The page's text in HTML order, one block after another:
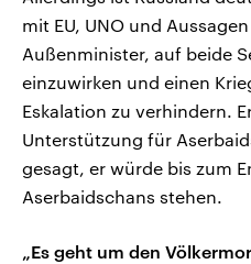
mit EU, UNO und
Außenminister, auf beide
einzuwirken und einen
Eskalation zu verhindern.
Unterstützung für
gesagt, er würde bis zum
Aserbaidschans stehen.
„Es geht um den